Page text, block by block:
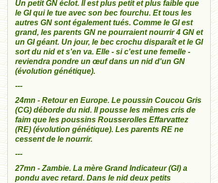
Un petit GN éclot. Il est plus petit et plus faible que
le GI qui le tue avec son bec fourchu. Et tous les
autres GN sont également tués. Comme le GI est
grand, les parents GN ne pourraient nourrir 4 GN et
un GI géant. Un jour, le bec crochu disparaît et le GI
sort du nid et s'en va. Elle - si c'est une femelle -
reviendra pondre un œuf dans un nid d'un GN
(évolution génétique).
---
24mn - Retour en Europe. Le poussin Coucou Gris
(CG) déborde du nid. Il pousse les mêmes cris de
faim que les poussins Rousserolles Effarvattez
(RE) (évolution génétique). Les parents RE ne
cessent de le nourrir.
---
27mn - Zambie. La mère Grand Indicateur (GI) a
pondu avec retard. Dans le nid deux petits